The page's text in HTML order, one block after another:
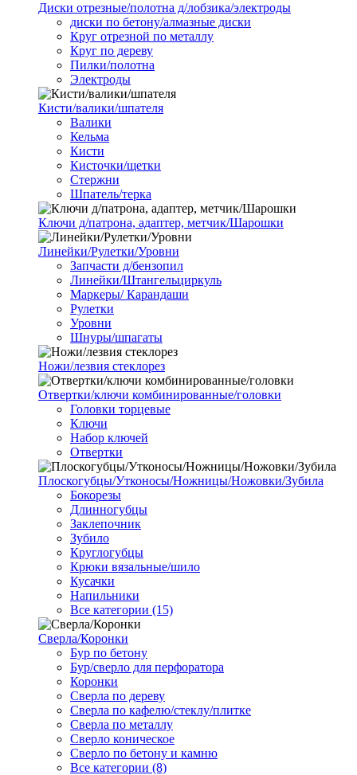
Диски отрезные/полотна д/лобзика/электроды
диски по бетону/алмазные диски
Круг отрезной по металлу
Круг по дереву
Пилки/полотна
Электроды
Кисти/валики/шпателя
Валики
Кельма
Кисти
Кисточки/щетки
Стержни
Шпатель/терка
Ключи д/патрона, адаптер, метчик/Шарошки
Линейки/Рулетки/Уровни
Запчасти д/бензопил
Линейки/Штангельциркуль
Маркеры/ Карандаши
Рулетки
Уровни
Шнуры/шпагаты
Ножи/лезвия стеклорез
Отвертки/ключи комбинированные/головки
Головки торцевые
Ключи
Набор ключей
Отвертки
Плоскогубцы/Утконосы/Ножницы/Ножовки/Зубила
Бокорезы
Длинногубцы
Заклепочник
Зубило
Круглогубцы
Крюки вязальные/шило
Кусачки
Напильники
Все категории (15)
Сверла/Коронки
Бур по бетону
Бур/сверло для перфоратора
Коронки
Сверла по дереву
Сверла по кафелю/стеклу/плитке
Сверла по металлу
Сверло коническое
Сверло по бетону и камню
Все категории (8)